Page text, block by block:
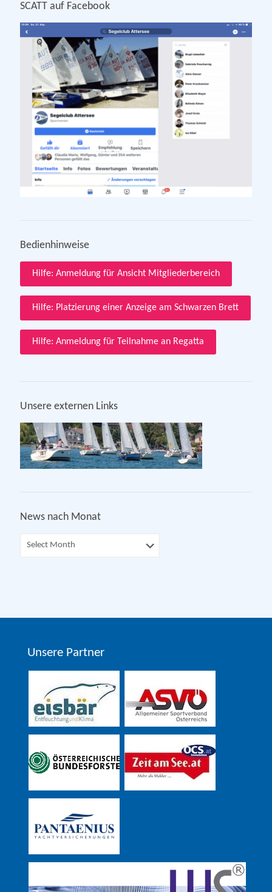
SCATT auf Facebook
Bedienhinweise
Hilfe: Anmeldung für Ansicht Mitgliederbereich
Hilfe: Platzierung einer Anzeige am Schwarzen Brett
Hilfe: Anmeldung für Teilnahme an Regatta
Unsere externen Links
News nach Monat
Unsere Partner